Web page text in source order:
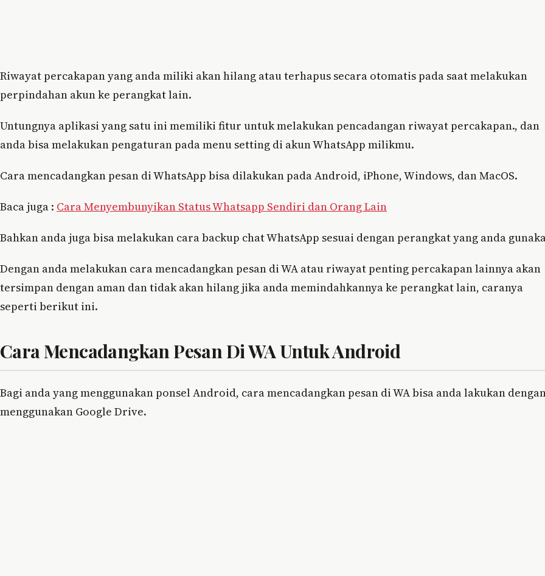
Riwayat percakapan yang anda miliki akan hilang atau terhapus secara otomatis pada saat melakukan
perpindahan akun ke perangkat lain.
Untungnya aplikasi yang satu ini memiliki fitur untuk melakukan pencadangan riwayat percakapan., dan
anda bisa melakukan pengaturan pada menu setting di akun WhatsApp milikmu.
Cara mencadangkan pesan di WhatsApp bisa dilakukan pada Android, iPhone, Windows, dan MacOS.
Baca juga : Cara Menyembunyikan Status Whatsapp Sendiri dan Orang Lain
Bahkan anda juga bisa melakukan cara backup chat WhatsApp sesuai dengan perangkat yang anda
Dengan anda melakukan cara mencadangkan pesan di WA atau riwayat penting percakapan lainnya akan
tersimpan dengan aman dan tidak akan hilang jika anda memindahkannya ke perangkat lain, caranya
seperti berikut ini.
Cara Mencadangkan Pesan Di WA Untuk Android
Bagi anda yang menggunakan ponsel Android, cara mencadangkan pesan di WA bisa anda lakukan
menggunakan Google Drive.